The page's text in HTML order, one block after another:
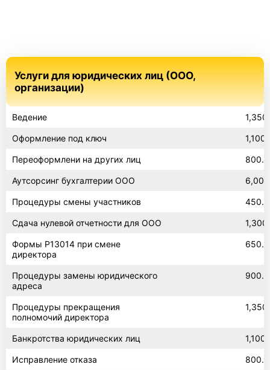
Услуги для юридических лиц (ООО,
организации)
Ведение
Оформление под ключ
Переоформлени на других лиц
Аутсорсинг бухгалтерии ООО
Процедуры смены участников
Сдача нулевой отчетности для ООО
Формы Р13014 при смене
директора
Процедуры замены юридического
адреса
Процедуры прекращения
полномочий директора
Банкротства юридических лиц
Исправление отказа